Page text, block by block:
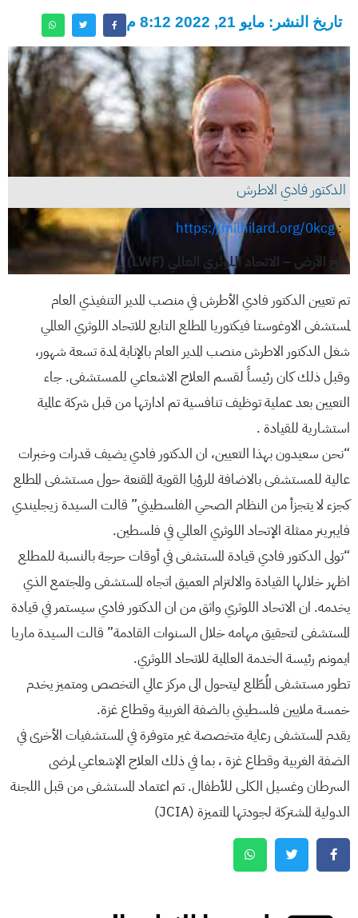
تاريخ النشر: مايو 21, 2022 8:12 م
الدكتور فادي الاطرش
:
https://milhilard.org/0kcg
ملح الأرض – الاتحاد اللوثري العالمي (LWF)
تم تعيين الدكتور فادي الأطرش في منصب المدير التنفيذي العام
لمستشفى الاوغوستا فيكتوريا المطلع التابع للاتحاد اللوثري العالمي
شغل الدكتور الاطرش منصب المدير العام بالإنابة لمدة تسعة شهور،
وقبل ذلك كان رئيساً لقسم العلاج الاشعاعي للمستشفى. جاء
التعيين بعد عملية توظيف تنافسية تم ادارتها من قبل شركة عالمية
استشارية للقيادة .
“نحن سعيدون بهذا التعيين، ان الدكتور فادي يضيف قدرات وخبرات
عالية للمستشفى بالاضافة للرؤيا القوية المقنعة حول مستشفى المطلع
كجزء لا يتجزأ من النظام الصحي الفلسطيني” قالت السيدة زيجليندي
فايبرينر ممثلة الإتحاد اللوثري العالمي في فلسطين.
“تولى الدكتور فادي قيادة المستشفى في أوقات حرجة بالنسبة للمطلع
اظهر خلالها القيادة والالتزام العميق اتجاه المستشفى والمجتمع الذي
يخدمه. ان الاتحاد اللوثري واثق من ان الدكتور فادي سيستمر في قيادة
المستشفى لتحقيق مهامه خلال السنوات القادمة” قالت السيدة ماريا
ايمونم رئيسة الخدمة العالمية للاتحاد اللوثري.
تطور مستشفى المُطّلع ليتحول الى مركز عالي التخصص ومتميز يخدم
خمسة ملايين فلسطيني بالضفة الغربية وقطاع غزة.
يقدم المستشفى رعاية متخصصة غير متوفرة في المستشفيات الأخرى في
الضفة الغربية وقطاع غزة ، بما في ذلك العلاج الإشعاعي لمرضى
السرطان وغسيل الكلى للأطفال. تم اعتماد المستشفى من قبل اللجنة
الدولية المشتركة لجودتها المتميزة (JCIA)